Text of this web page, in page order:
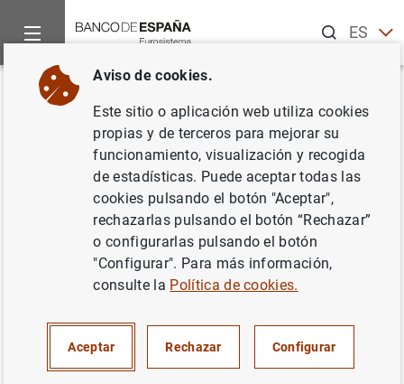
ESEN
Inicio Noticias y eventos
Volver
Estadísticas de los tipos de
interés aplicados por las IMF de
la zona del euro: septiembre de
Aviso de cookies.
Este sitio o aplicación web utiliza cookies
propias y de terceros para mejorar su
funcionamiento, visualización y recogida
de estadísticas. Puede aceptar todas las
cookies pulsando el botón "Aceptar",
rechazarlas pulsando el botón “Rechazar”
o configurarlas pulsando el botón
"Configurar". Para más información,
consulte la Política de cookies.
Aceptar Rechazar Configurar